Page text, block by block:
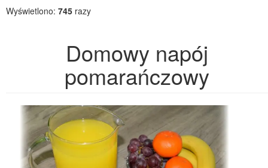
Wyświetlono: 745 razy
Domowy napój
pomarańczowy